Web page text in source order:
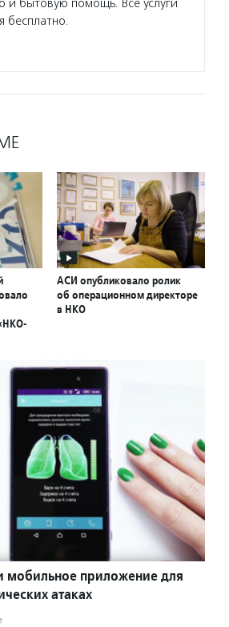
и бытовую помощь. Все услуги
бесплатно.
АСИ опубликовало ролик
об операционном директоре
в НКО
мобильное приложение для
атаках